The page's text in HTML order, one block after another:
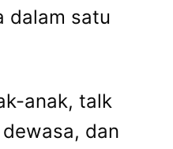
dalam satu
anak, talk
dewasa, dan